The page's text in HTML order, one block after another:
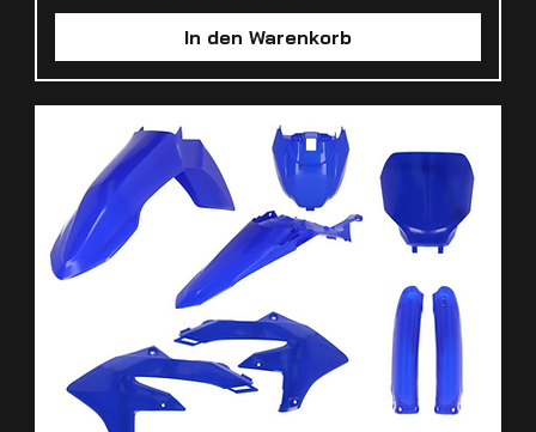
In den Warenkorb